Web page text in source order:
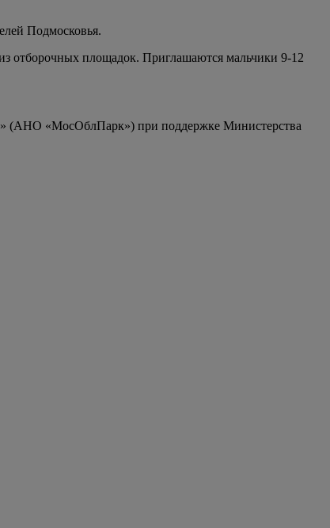
Подмосковья.
отборочных площадок. Приглашаются мальчики 9-12
(АНО «МосОблПарк») при поддержке Министерства